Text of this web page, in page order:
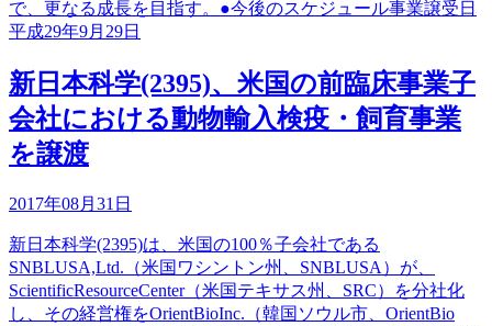
で、更なる成長を目指す。●今後のスケジュール事業譲受日
平成29年9月29日
新日本科学(2395)、米国の前臨床事業子
会社における動物輸入検疫・飼育事業
を譲渡
2017年08月31日
新日本科学(2395)は、米国の100％子会社である
SNBLUSA,Ltd.（米国ワシントン州、SNBLUSA）が、
ScientificResourceCenter（米国テキサス州、SRC）を分社化
し、その経営権をOrientBioInc.（韓国ソウル市、OrientBio